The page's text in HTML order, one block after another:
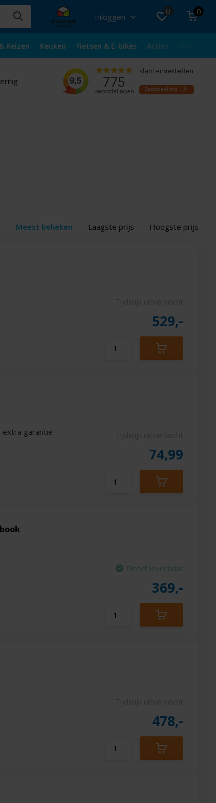
Inloggen
0 0
Reizen Keuken Fietsen & E-bikes Acties
Meest bekeken Laagste prijs Hoogste prijs
529,-
extra garantie
74,99
Direct leverbaar
369,-
478,-